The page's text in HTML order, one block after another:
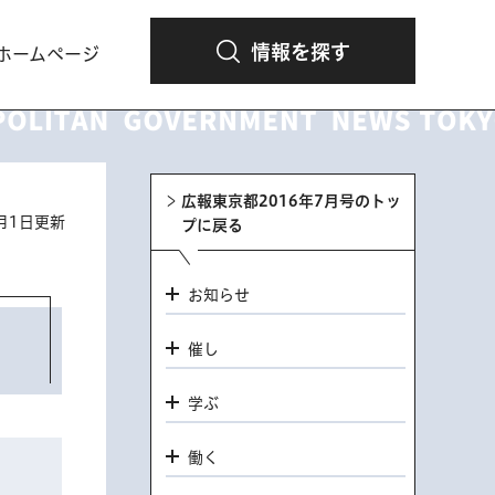
ームページ 情報を探す
1日更新
広報東京都2016年7月号のトッ
プに戻る
お知らせ
催し
学ぶ
働く